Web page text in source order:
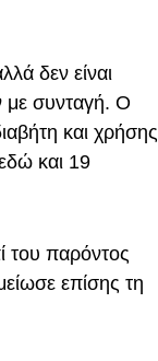
δεν είναι
με συνταγή. Ο
και χρήσης
και 19
του παρόντος
επίσης τη